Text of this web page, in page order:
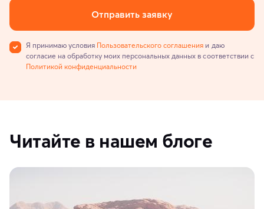
Отправить заявку
Я принимаю условия Пользовательского соглашения и даю
согласие на обработку моих персональных данных в соответствии с
Политикой конфиденциальности
Читайте в нашем блоге